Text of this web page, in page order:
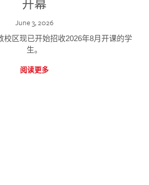
开幕
June 3, 2026
校区现已开始招收2026年8月开课的学
生。
阅读更多